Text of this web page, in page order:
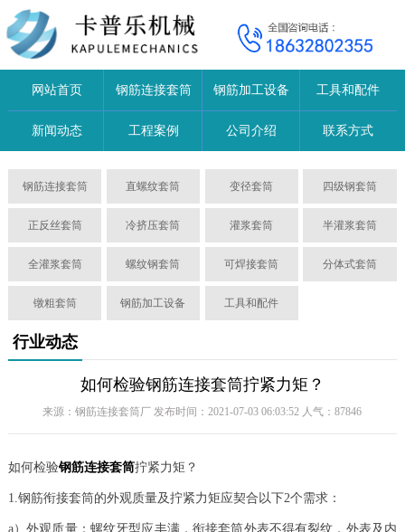
网站首页 钢筋连接套筒 钢筋加工设备 工具和配件
新闻动态 工程案例 公司介绍 联系方式
钢筋连接套筒 直螺纹套筒 变径套筒 四级钢套筒
正反丝套筒 冷挤压套筒 灌浆套筒 半灌浆套筒
全灌浆套筒 螺纹钢套筒 可焊接套筒 分体式套筒
镦粗套筒 钢筋加工设备 工具和配件
行业动态
如何检验钢筋连接套筒拧紧力矩？
来源：钢筋连接套筒厂 发布时间：2021-07-03 06:03:52 人气：87846
如何检验钢筋连接套筒拧紧力矩？
1.钢筋衔接套筒的外观质量及拧紧力矩应契合以下2个需求：
a）外观质量：螺纹牙型应丰满，衔接套筒外表不得有裂纹，外表及内